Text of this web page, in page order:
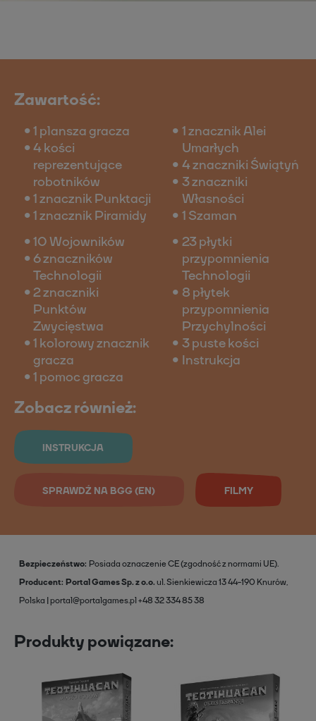
Zawartość:
1 plansza gracza
4 kości
reprezentujące
robotników
1 znacznik Punktacji
1 znacznik Piramidy
1 znacznik Alei
Umarłych
4 znaczniki Świątyń
3 znaczniki
Własności
1 Szaman
10 Wojowników
6 znaczników
Technologii
2 znaczniki
Punktów
Zwycięstwa
1 kolorowy znacznik
gracza
1 pomoc gracza
23 płytki
przypomnienia
Technologii
8 płytek
przypomnienia
Przychylności
3 puste kości
Instrukcja
Zobacz również:
INSTRUKCJA
SPRAWDŹ NA BGG (EN) FILMY
Bezpieczeństwo Posiada oznaczenie CE (zgodność z normami UE).
Producent Portal Games Sp. z o.o.ul. Sienkiewicza 1344-190 Knurów,
Polska portal@portalgames.pl+48 32 334 85 38
Produkty powiązane: